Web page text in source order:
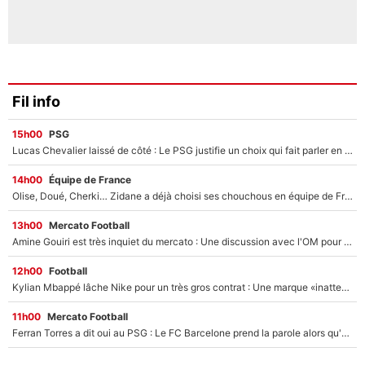
Fil info
15h00 PSG
Lucas Chevalier laissé de côté : Le PSG justifie un choix qui fait parler en plein mercato
14h00 Équipe de France
Olise, Doué, Cherki… Zidane a déjà choisi ses chouchous en équipe de France ? L’IA annonce des surprises sans Kylian Mbappé !
13h00 Mercato Football
Amine Gouiri est très inquiet du mercato : Une discussion avec l'OM pour acter son transfert !
12h00 Football
Kylian Mbappé lâche Nike pour un très gros contrat : Une marque «inattendue» va frapper très fort
11h00 Mercato Football
Ferran Torres a dit oui au PSG : Le FC Barcelone prend la parole alors qu'un transfert de l'attaquant espagnol prend forme